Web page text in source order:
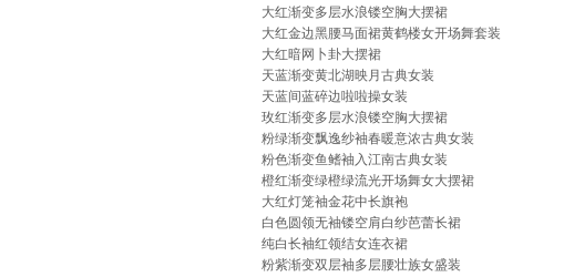
大红渐变多层水浪镂空胸大摆裙
大红金边黑腰马面裙黄鹤楼女开场舞套装
大红暗网卜卦大摆裙
天蓝渐变黄北湖映月古典女装
天蓝间蓝碎边啦啦操女装
玫红渐变多层水浪镂空胸大摆裙
粉绿渐变飘逸纱袖春暖意浓古典女装
粉色渐变鱼鳍袖入江南古典女装
橙红渐变绿橙绿流光开场舞女大摆裙
大红灯笼袖金花中长旗袍
白色圆领无袖镂空肩白纱芭蕾长裙
纯白长袖红领结女连衣裙
粉紫渐变双层袖多层腰壮族女盛装